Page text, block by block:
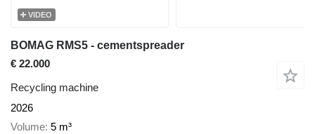
VIDEO
BOMAG RMS5 - cementspreader
€ 22.000
Recycling machine
2026
Volume 5 m³